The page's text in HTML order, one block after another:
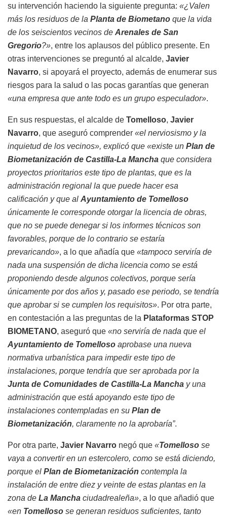
su intervención haciendo la siguiente pregunta: «¿Valen
más los residuos de la Planta de Biometano que la vida
de los seiscientos vecinos de Arenales de San
Gregorio?», entre los aplausos del público presente. En
otras intervenciones se preguntó al alcalde, Javier
Navarro, si apoyará el proyecto, además de enumerar sus
riesgos para la salud o las pocas garantías que generan
«una empresa que ante todo es un grupo especulador».
En sus respuestas, el alcalde de Tomelloso, Javier
Navarro, que aseguró comprender «el nerviosismo y la
inquietud de los vecinos», explicó que «existe un Plan de
Biometanización de Castilla-La Mancha que considera
proyectos prioritarios este tipo de plantas, que es la
administración regional la que puede hacer esa
calificación y que al Ayuntamiento de Tomelloso
únicamente le corresponde otorgar la licencia de obras,
que no se puede denegar si los informes técnicos son
favorables, porque de lo contrario se estaría
prevaricando», a lo que añadía que «tampoco serviría de
nada una suspensión de dicha licencia como se está
proponiendo desde algunos colectivos, porque sería
únicamente por dos años y, pasado ese periodo, se tendría
que aprobar si se cumplen los requisitos». Por otra parte,
en contestación a las preguntas de la Plataformas STOP
BIOMETANO, aseguró que «no serviría de nada que el
Ayuntamiento de Tomelloso aprobase una nueva
normativa urbanística para impedir este tipo de
instalaciones, porque tendría que ser aprobada por la
Junta de Comunidades de Castilla-La Mancha y una
administración que está apoyando este tipo de
instalaciones contempladas en su Plan de
Biometanización, claramente no la aprobaría”.
Por otra parte, Javier Navarro negó que «Tomelloso se
vaya a convertir en un estercolero, como se está diciendo,
porque el Plan de Biometanización contempla la
instalación de entre diez y veinte de estas plantas en la
zona de La Mancha ciudadrealeña», a lo que añadió que
«en Tomelloso se generan residuos suficientes, tanto